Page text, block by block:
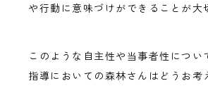
や行動に意味づけができることが大
このような自主性や当事者性につい
指導においての森林さんはどうお考